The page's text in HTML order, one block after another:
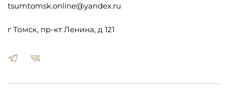
tsumtomsk.online@yandex.ru
г Томск, пр-кт Ленина, д 121